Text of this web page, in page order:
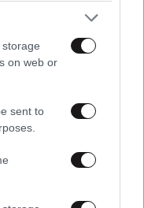
on web or
sent to
τριαντάφυλλα
της στην